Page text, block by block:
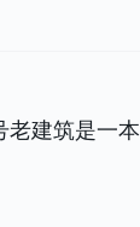
老建筑是一本